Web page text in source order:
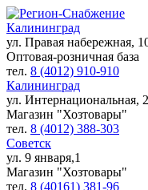
Калининград
ул. Правая набережная,
Оптовая-розничная база
тел. 8 (4012) 910-910
Калининград
ул. Интернациональная,
Магазин "Хозтовары"
тел. 8 (4012) 388-303
Советск
ул. 9 января,1
Магазин "Хозтовары"
тел. 8 (40161) 381-96